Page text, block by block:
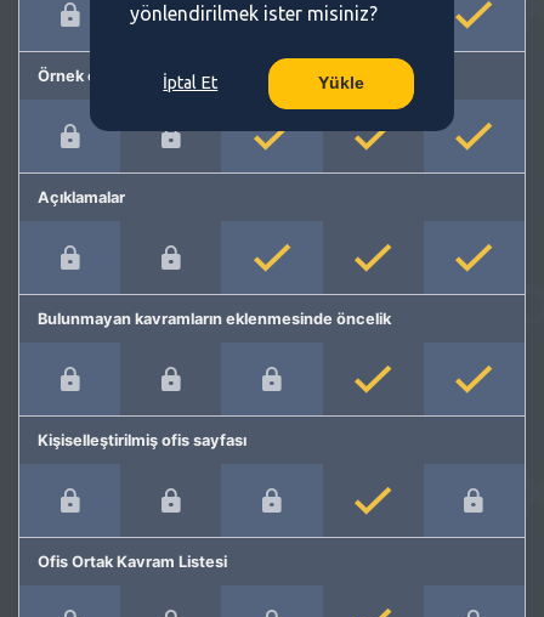
Örnek cümleler
Açıklamalar
Bulunmayan kavramların eklenmesinde öncelik
Kişiselleştirilmiş ofis sayfası
Ofis Ortak Kavram Listesi
yönlendirilmek ister misiniz?
İptal Et Yükle